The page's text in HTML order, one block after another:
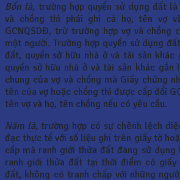
Bốn là, trường hợp quyền sử dụng đất
và chồng thì phải ghi cả họ, tên vợ
GCNQSDĐ, trừ trường hợp vợ và chồng
một người. Trường hợp quyền sử dụng
đất, quyền sở hữu nhà ở và tài sản
quyền sở hữu nhà ở và tài sản khác
chung của vợ và chồng mà Giấy chứng
tên của vợ hoặc chồng thì được cấp đổi
tên vợ và họ, tên chồng nếu có yêu cầu.
Năm là, trường hợp có sự chênh lệch
đạc thực tế với số liệu ghi trên giấy tờ
cấp mà ranh giới thửa đất đang sử dụng
ranh giới thửa đất tại thời điểm có giấy
đất, không có tranh chấp với những